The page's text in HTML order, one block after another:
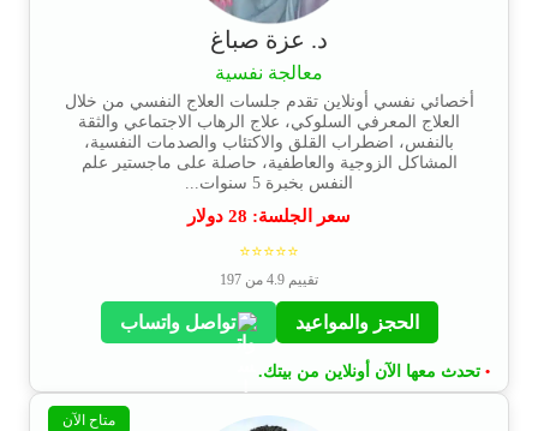
د. عزة صباغ
معالجة نفسية
أخصائي نفسي أونلاين تقدم جلسات العلاج النفسي من خلال
العلاج المعرفي السلوكي، علاج الرهاب الاجتماعي والثقة
بالنفس، اضطراب القلق والاكتئاب والصدمات النفسية،
المشاكل الزوجية والعاطفية، حاصلة على ماجستير علم
النفس بخبرة 5 سنوات...
سعر الجلسة: 28 دولار
⭐⭐⭐⭐⭐
تقييم 4.9 من 197
الحجز والمواعيد تواصل واتساب
• تحدث معها الآن أونلاين من بيتك.
متاح الآن